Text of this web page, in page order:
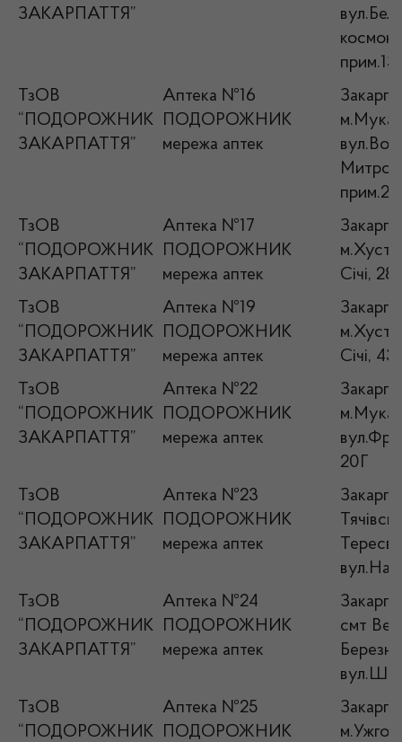
ЗАКАРПАТТЯ”
прим.13
ТзОВ
“ПОДОРОЖНИК
ЗАКАРПАТТЯ”
Аптека №16
ПОДОРОЖНИК
мережа аптек
прим.2
ТзОВ
“ПОДОРОЖНИК
ЗАКАРПАТТЯ”
Аптека №17
ПОДОРОЖНИК
мережа аптек
м.Хуст,
Січі, 28
ТзОВ
“ПОДОРОЖНИК
ЗАКАРПАТТЯ”
Аптека №19
ПОДОРОЖНИК
мережа аптек
м.Хуст,
Січі, 43
ТзОВ
“ПОДОРОЖНИК
ЗАКАРПАТТЯ”
Аптека №22
ПОДОРОЖНИК
мережа аптек
20Г
ТзОВ
“ПОДОРОЖНИК
ЗАКАРПАТТЯ”
Аптека №23
ПОДОРОЖНИК
мережа аптек
ТзОВ
“ПОДОРОЖНИК
ЗАКАРПАТТЯ”
Аптека №24
ПОДОРОЖНИК
мережа аптек
смт
ТзОВ
“ПОДОРОЖНИК
Аптека №25
ПОДОРОЖНИК